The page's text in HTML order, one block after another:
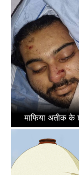
माफिया अतीक के